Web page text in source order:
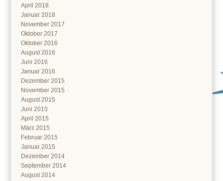
April 2018
Januar 2018
November 2017
Oktober 2017
Oktober 2016
August 2016
Juni 2016
Januar 2016
Dezember 2015
November 2015
August 2015
Juni 2015
April 2015
März 2015
Februar 2015
Januar 2015
Dezember 2014
September 2014
August 2014